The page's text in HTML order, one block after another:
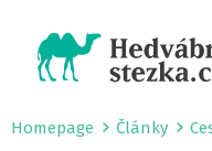
Homepage Články